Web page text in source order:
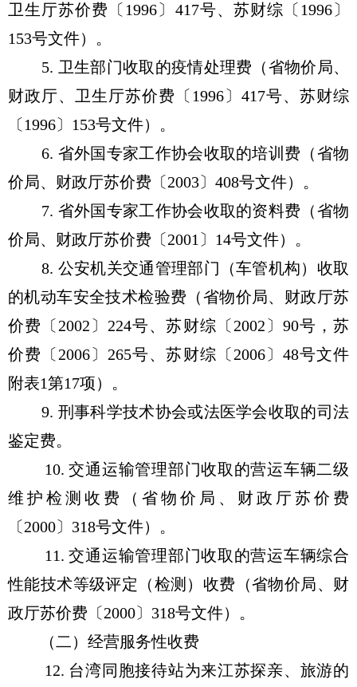
卫生厅苏价费〔1996〕417号、苏财综〔1996〕
153号文件）。
5. 卫生部门收取的疫情处理费（省物价局、
财政厅、卫生厅苏价费〔1996〕417号、苏财综
〔1996〕153号文件）。
6. 省外国专家工作协会收取的培训费（省物
价局、财政厅苏价费〔2003〕408号文件）。
7. 省外国专家工作协会收取的资料费（省物
价局、财政厅苏价费〔2001〕14号文件）。
8. 公安机关交通管理部门（车管机构）收取
的机动车安全技术检验费（省物价局、财政厅苏
价费〔2002〕224号、苏财综〔2002〕90号，苏
价费〔2006〕265号、苏财综〔2006〕48号文件
附表1第17项）。
9. 刑事科学技术协会或法医学会收取的司法
鉴定费。
10. 交通运输管理部门收取的营运车辆二级
维护检测收费（省物价局、财政厅苏价费
〔2000〕318号文件）。
11. 交通运输管理部门收取的营运车辆综合
性能技术等级评定（检测）收费（省物价局、财
政厅苏价费〔2000〕318号文件）。
（二）经营服务性收费
12. 台湾同胞接待站为来江苏探亲、旅游的